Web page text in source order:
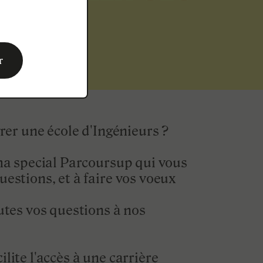
!
une école d'Ingénieurs ?
special Parcoursup qui vous
et à faire vos voeux
vos questions à nos
l'accès à une carrière